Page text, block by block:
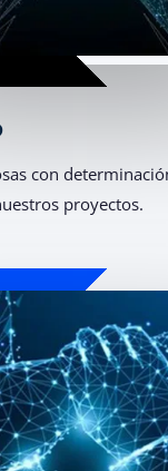
con
proyectos.